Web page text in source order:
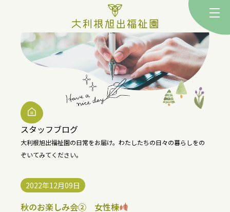
スタッフブログ
大利根旭出福祉園の日常をお届け。 わたしたちの日々の暮らしをの
ぞいてみてください。
2022年12月09日
秋のお楽しみ会② 女性棟